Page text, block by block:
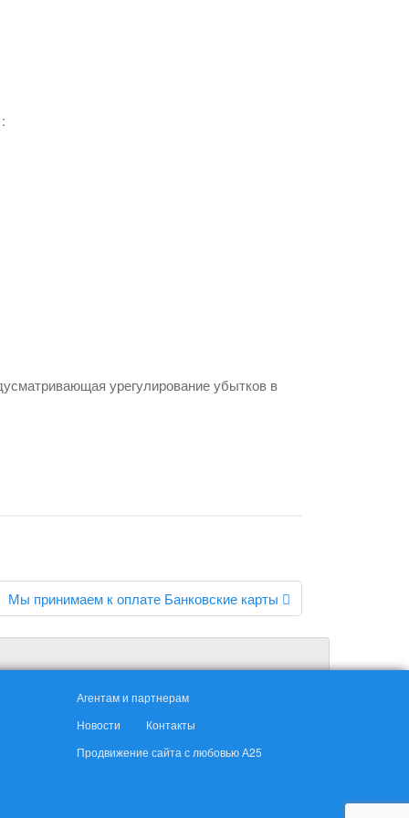
урегулирование убытков в
Мы принимаем к оплате Банковские карты
Агентам и партнерам
Новости
Контакты
Продвижение сайта с любовью А25